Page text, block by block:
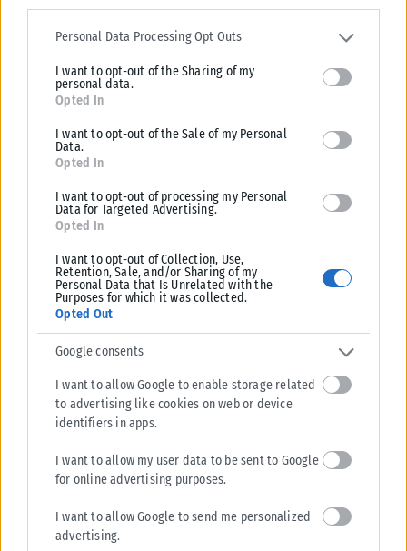
Please note that this website/app uses one or more Google
services and may gather and store information including but not
deny consent to Google and its third-party tags to use your data
for below specified purposes in below Google consent section.
Personal Data Processing Opt Outs
I want to opt-out of the Sharing of my
personal data.
Opted In
I want to opt-out of the Sale of my Personal
Data.
Opted In
I want to opt-out of processing my Personal
Data for Targeted Advertising.
Opted In
I want to opt-out of Collection, Use,
Retention, Sale, and/or Sharing of my
Personal Data that Is Unrelated with the
Purposes for which it was collected.
Opted Out
Google consents
I want to allow Google to enable storage related
to advertising like cookies on web or device
identifiers in apps.
I want to allow my user data to be sent to Google
for online advertising purposes.
I want to allow Google to send me personalized
advertising.
ΑΘΛΗΤΙΚΆ
Βαρύ πένθος για τον Λιονέλ Μέσι – Πέθανε ο πατέρας του
Ο Χόρχε Μέσι, πατέρας του Λιονέλ Μέσι, έφυγε από τη ζωή το βράδυ
της Παρασκευής (7/8) σε κλινική στο Ροσάριο...
ΑΝΑΡΤΉΘΗΚΕ ΑΠΌKARFITSANEWS 08/08/2026